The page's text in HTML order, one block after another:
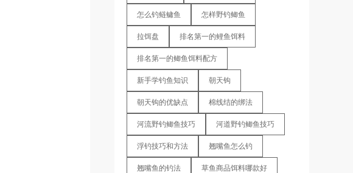
怎么钓鲢鳙鱼 怎样野钓鲫鱼
拉饵盘 排名第一的鲤鱼饵料
排名第一的鲫鱼饵料配方
新手学钓鱼知识 朝天钩
朝天钩的优缺点 棉线结的绑法
河流野钓鲫鱼技巧 河道野钓鲫鱼技巧
浮钓技巧和方法 翘嘴鱼怎么钓
翘嘴鱼的钓法 草鱼商品饵料哪款好